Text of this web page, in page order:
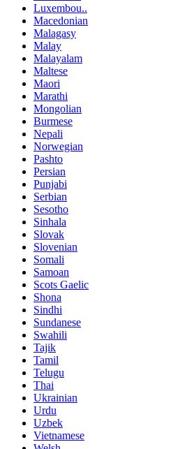
Luxembou..
Macedonian
Malagasy
Malay
Malayalam
Maltese
Maori
Marathi
Mongolian
Burmese
Nepali
Norwegian
Pashto
Persian
Punjabi
Serbian
Sesotho
Sinhala
Slovak
Slovenian
Somali
Samoan
Scots Gaelic
Shona
Sindhi
Sundanese
Swahili
Tajik
Tamil
Telugu
Thai
Ukrainian
Urdu
Uzbek
Vietnamese